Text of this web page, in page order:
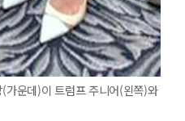
가운데)이 트럼프 주니어(왼쪽)와